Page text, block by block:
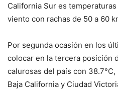
California Sur es
viento con rachas de 50 a 60
Por segunda ocasión en los
colocar en la tercera posición
calurosas del país con
Baja California y Ciudad